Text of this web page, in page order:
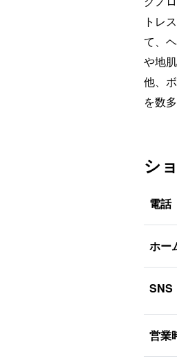
トレ
て、
や地
他、
を数
シ
電話
ホー
SNS
営業